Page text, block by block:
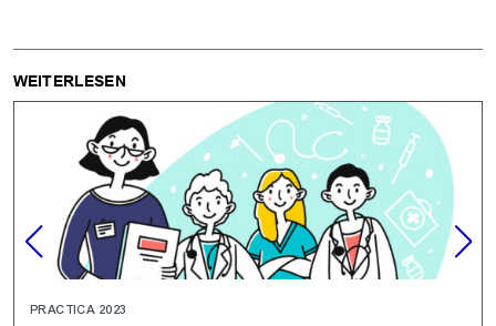
WEITERLESEN
PRACTICA 2023